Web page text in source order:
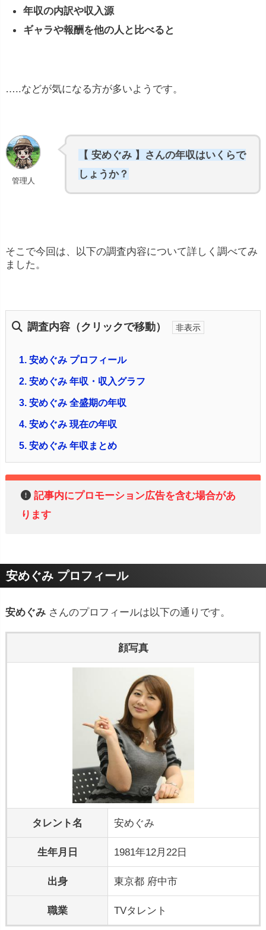
年収の内訳や収入源
ギャラや報酬を他の人と比べると
…..などが気になる方が多いようです。
管理人
【 安めぐみ 】さんの年収はいくらで
しょうか？
そこで今回は、以下の調査内容について詳しく調べてみ
ました。
調査内容（クリックで移動）
1. 安めぐみ プロフィール
2. 安めぐみ 年収・収入グラフ
3. 安めぐみ 全盛期の年収
4. 安めぐみ 現在の年収
5. 安めぐみ 年収まとめ
記事内にプロモーション広告を含む場合があ
ります
安めぐみ プロフィール
安めぐみ さんのプロフィールは以下の通りです。
顔写真
タレント名 安めぐみ
生年月日 1981年12月22日
出身 東京都 府中市
職業 TVタレント